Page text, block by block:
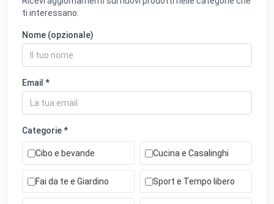
ti interessano.
Nome (opzionale)
Email *
Categorie *
Cibo e bevande Cucina e Casalinghi
Fai da te e Giardino Sport e Tempo libero